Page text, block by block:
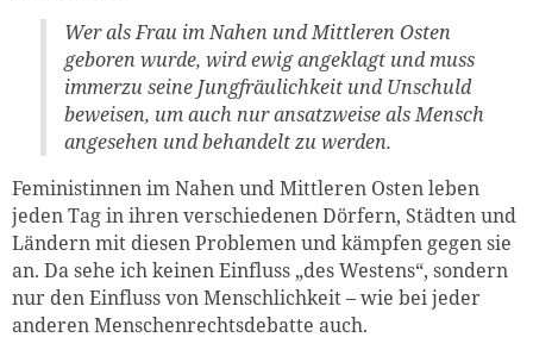
Wer als Frau im Nahen und Mittleren Osten
geboren wurde, wird ewig angeklagt und muss
immerzu seine Jungfräulichkeit und Unschuld
beweisen, um auch nur ansatzweise als Mensch
angesehen und behandelt zu werden.
Feministinnen im Nahen und Mittleren Osten leben
jeden Tag in ihren verschiedenen Dörfern, Städten und
Ländern mit diesen Problemen und kämpfen gegen sie
an. Da sehe ich keinen Einfluss „des Westens“, sondern
nur den Einfluss von Menschlichkeit – wie bei jeder
anderen Menschenrechtsdebatte auch.